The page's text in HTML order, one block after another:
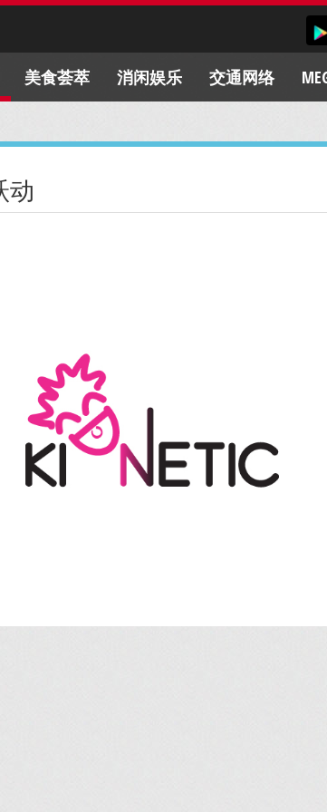
美食荟萃 消闲娱乐 交通网络
动